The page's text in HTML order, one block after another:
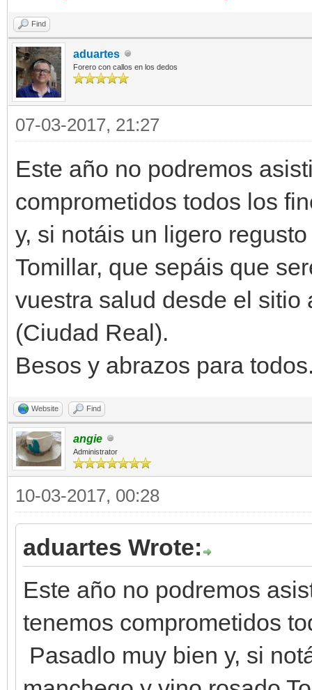
Find
aduartes
Forero con callos en los dedos
07-03-2017, 21:27
Este año no podremos
comprometidos todos los
y, si notáis un ligero
Tomillar, que sepáis que
vuestra salud desde el
(Ciudad Real).
Besos y abrazos para
Website Find
angie
Administrator
10-03-2017, 00:28
aduartes Wrote:
Este año no podremos
tenemos comprometidos
Pasadlo muy bien y, si